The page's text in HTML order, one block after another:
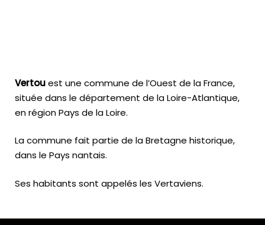
Vertouest une commune de l’Ouest de la France,
située dans le département de la Loire-Atlantique,
en région Pays de la Loire.
La commune fait partie de la Bretagne historique,
dans le Pays nantais.
Ses habitants sont appelés les Vertaviens.